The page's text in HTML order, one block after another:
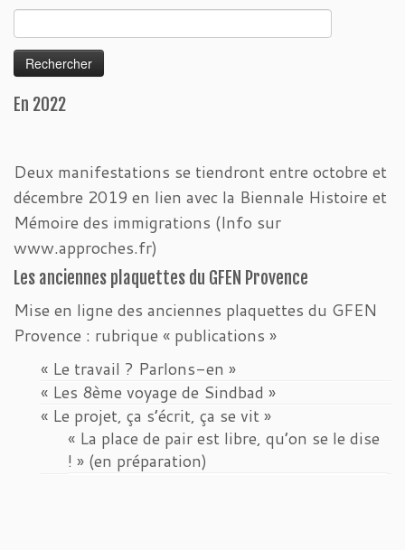
En 2022
Deux manifestations se tiendront entre octobre et
décembre 2019 en lien avec la Biennale Histoire et
Mémoire des immigrations (Info sur
www.approches.fr)
Les anciennes plaquettes du GFEN Provence
Mise en ligne des anciennes plaquettes du GFEN
Provence : rubrique « publications »
« Le travail ? Parlons-en »
« Les 8ème voyage de Sindbad »
« Le projet, ça s’écrit, ça se vit »
« La place de pair est libre, qu’on se le dise
! » (en préparation)